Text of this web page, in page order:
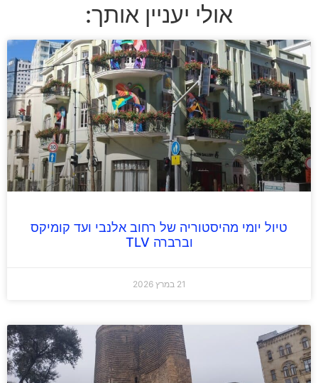
אולי יעניין אותך:
טיול יומי מהיסטוריה של רחוב אלנבי ועד קומיקס
וברברה TLV